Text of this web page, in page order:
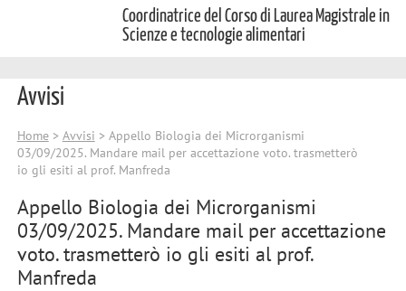
Coordinatrice del Corso di Laurea Magistrale in
Scienze e tecnologie alimentari
Avvisi
Home> Avvisi > Appello Biologia dei Microrganismi
03/09/2025. Mandare mail per accettazione voto. trasmetterò
io gli esiti al prof. Manfreda
Appello Biologia dei Microrganismi
03/09/2025. Mandare mail per accettazione
voto. trasmetterò io gli esiti al prof.
Manfreda